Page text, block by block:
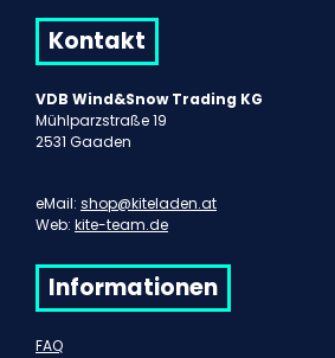
Kontakt
VDB Wind&Snow Trading KG
Mühlparzstraße 19
2531 Gaaden
eMail: shop@kiteladen.at
Web: kite-team.de
Informationen
FAQ